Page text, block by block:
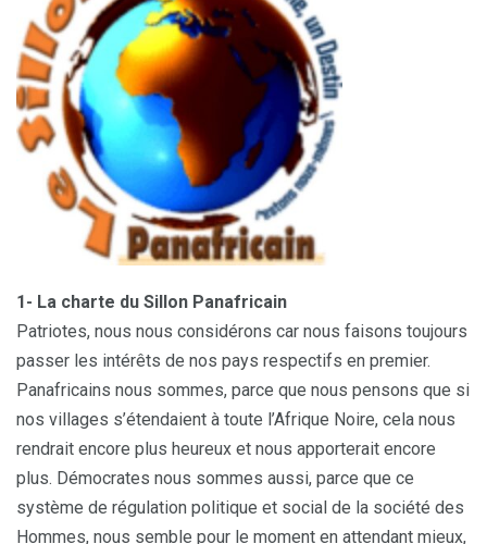
1- La charte du Sillon Panafricain
Patriotes, nous nous considérons car nous faisons toujours
passer les intérêts de nos pays respectifs en premier.
Panafricains nous sommes, parce que nous pensons que si
nos villages s’étendaient à toute l’Afrique Noire, cela nous
rendrait encore plus heureux et nous apporterait encore
plus. Démocrates nous sommes aussi, parce que ce
système de régulation politique et social de la société des
Hommes, nous semble pour le moment en attendant mieux,